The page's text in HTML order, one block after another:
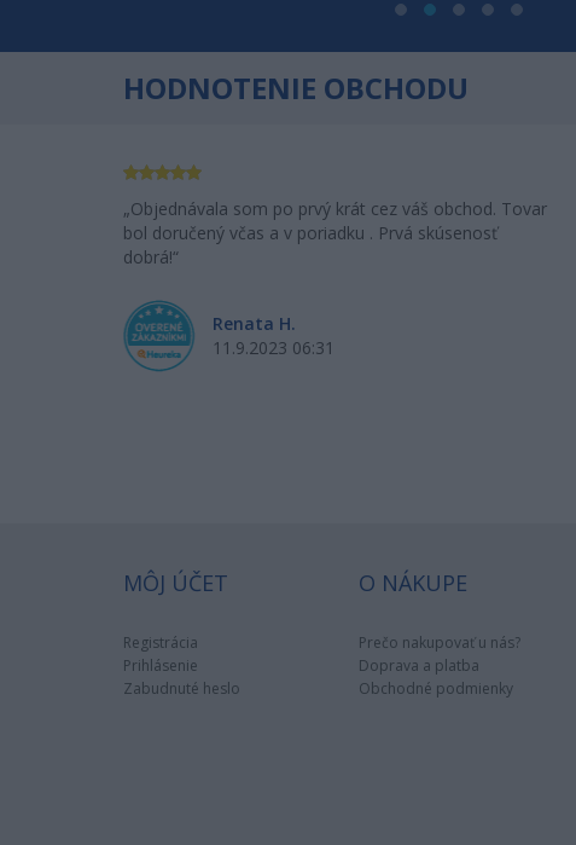
HODNOTENIE OBCHODU
Objednávala som po prvý krát cez váš obchod. Tovar
bol doručený včas a v poriadku . Prvá skúsenosť
dobrá!
Renata H.
11.9.2023 06:31
MÔJ ÚČET
Registrácia
Prihlásenie
Zabudnuté heslo
O NÁKUPE
Prečo nakupovať u nás?
Doprava a platba
Obchodné podmienky